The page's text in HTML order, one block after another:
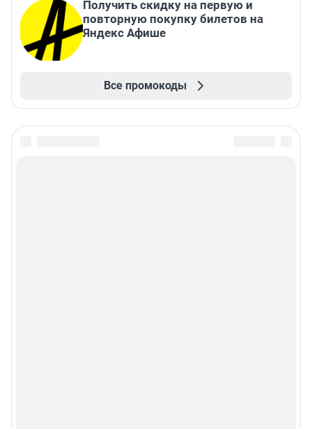
Получить скидку на первую и
повторную покупку билетов на
Яндекс Афише
Все промокоды